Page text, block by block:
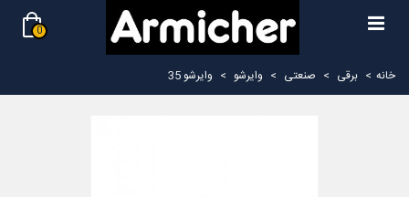
0
خانه > برقی > صنعتی > وایرشو > وایرشو 35